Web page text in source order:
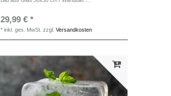
29,99 € *
*inkl. ges. MwSt. zzgl.Versandkosten